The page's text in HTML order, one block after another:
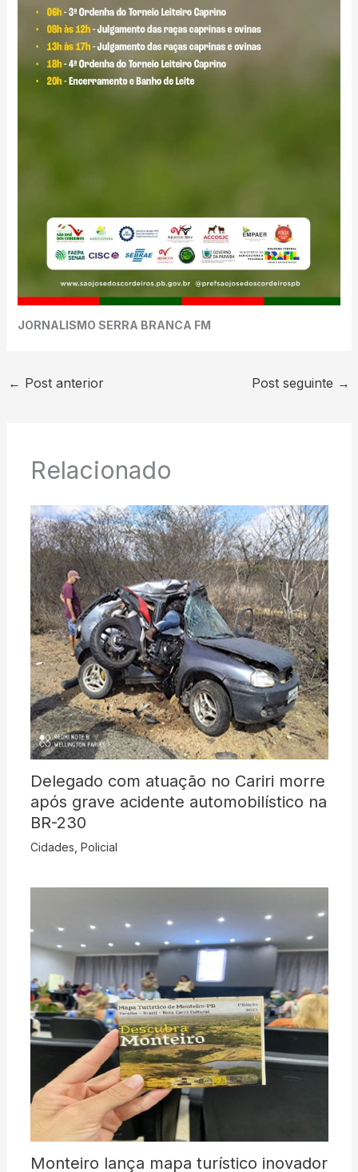
JORNALISMO SERRA BRANCA FM
← Post anterior Post seguinte →
Relacionado
Delegado com atuação no Cariri morre
após grave acidente automobilístico na
BR-230
Cidades Policial
Monteiro lança mapa turístico inovador